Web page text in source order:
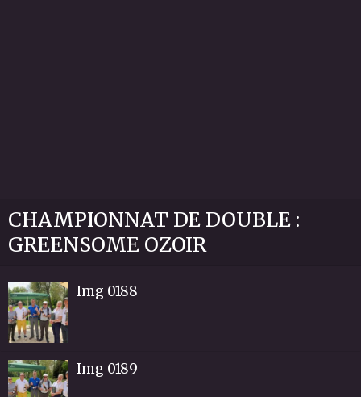
CHAMPIONNAT DE DOUBLE :
GREENSOME OZOIR
Img 0188
Img 0189